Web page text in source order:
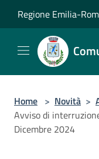
Regione Emilia-
Home > Novità >
Avviso di
Dicembre 2024